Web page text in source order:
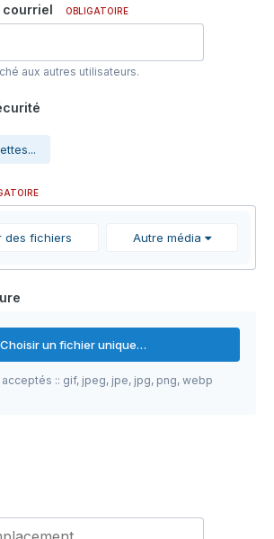
courriel OBLIGATOIRE
aux autres utilisateurs.
des fichiers Autre média
Choisir un fichier unique…
:: gif, jpeg, jpe, jpg, png, webp